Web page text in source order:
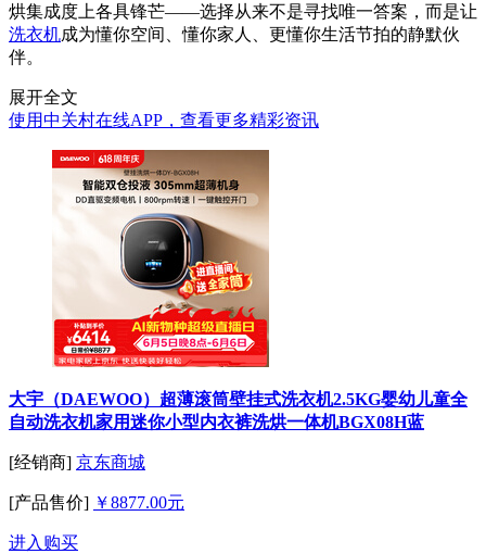
烘集成度上各具锋芒——选择从来不是寻找唯一答案，而是让
洗衣机成为懂你空间、懂你家人、更懂你生活节拍的静默伙
伴。
展开全文
使用中关村在线APP，查看更多精彩资讯
大宇（DAEWOO）超薄滚筒壁挂式洗衣机2.5KG婴幼儿童全
自动洗衣机家用迷你小型内衣裤洗烘一体机BGX08H蓝
[经销商] 京东商城
[产品售价] ￥8877.00元
进入购买